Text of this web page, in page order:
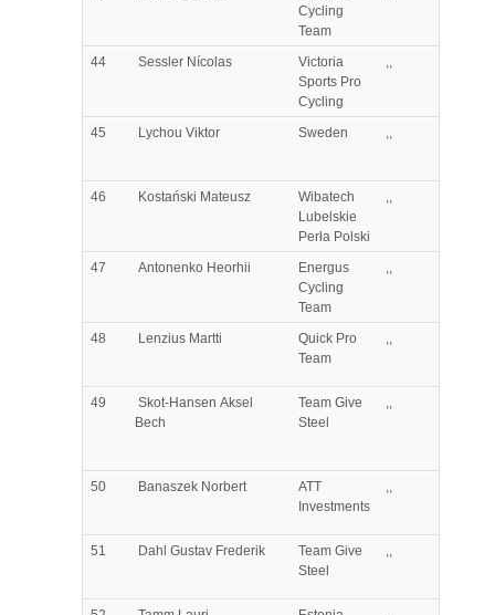
Cycling
Team
44 Sessler Nícolas
Victoria
Sports Pro
Cycling
,,
45 Lychou Viktor Sweden ,,
46 Kostański Mateusz
Wibatech
Lubelskie
Perła Polski
,,
47 Antonenko Heorhii
Energus
Cycling
Team
,,
48 Lenzius Martti
Quick Pro
Team
,,
49 Skot-Hansen Aksel
Bech
Team Give
Steel
,,
50 Banaszek Norbert
ATT
Investments
,,
51 Dahl Gustav Frederik
Team Give
Steel
,,